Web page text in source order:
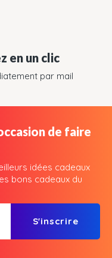
en un clic
par mail
de faire
idées cadeaux
bons cadeaux du
S'inscrire